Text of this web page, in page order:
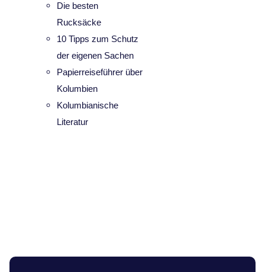
Die besten
Rucksäcke
10 Tipps zum Schutz
der eigenen Sachen
Papierreiseführer über
Kolumbien
Kolumbianische
Literatur